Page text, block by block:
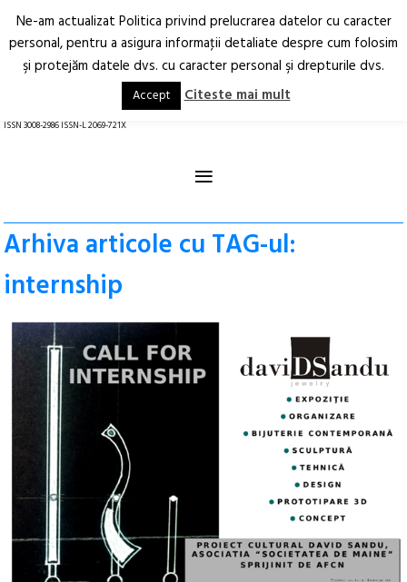
Arhitectură.
Oraș.
RO EN
ISSN 3008-2986 ISSN-L 2069-721X
≡
Arhiva articole cu TAG-ul:
internship
Ne-am actualizat Politica privind prelucrarea datelor cu caracter
personal, pentru a asigura informaţii detaliate despre cum folosim
şi protejăm datele dvs. cu caracter personal şi drepturile dvs.
Accept Citeste mai mult